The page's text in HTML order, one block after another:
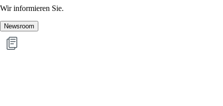
Wir informieren Sie.
Newsroom